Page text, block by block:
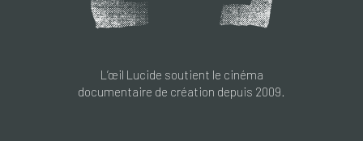
L’œil Lucide soutient le cinéma
documentaire de création depuis 2009.